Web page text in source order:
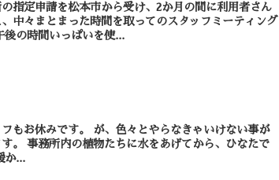
指定申請を松本市から受け、2か月の間に利用者さん
中々まとまった時間を取ってのスタッフミーティング
せんでした。 今日は午後の時間いっぱいを使...
とやらなきゃいけない事が
ひなたで
く暖か...